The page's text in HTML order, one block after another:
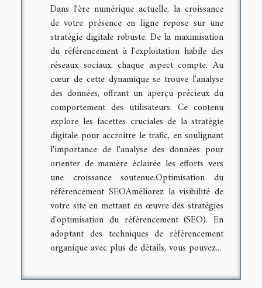
Dans l'ère numérique actuelle, la croissance
de votre présence en ligne repose sur une
stratégie digitale robuste. De la maximisation
du référencement à l'exploitation habile des
réseaux sociaux, chaque aspect compte. Au
cœur de cette dynamique se trouve l'analyse
des données, offrant un aperçu précieux du
comportement des utilisateurs. Ce contenu
explore les facettes cruciales de la stratégie
digitale pour accroître le trafic, en soulignant
l'importance de l'analyse des données pour
orienter de manière éclairée les efforts vers
une croissance soutenue.Optimisation du
référencement SEOAméliorez la visibilité de
votre site en mettant en œuvre des stratégies
d'optimisation du référencement (SEO). En
adoptant des techniques de référencement
organique avec plus de détails, vous pouvez...